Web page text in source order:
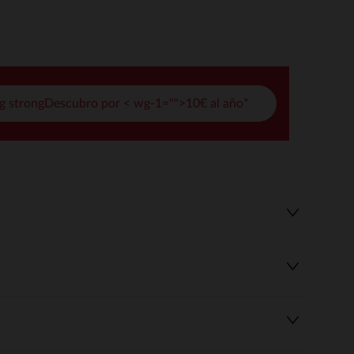
strongDescubro por < wg-1="">10€ al año*